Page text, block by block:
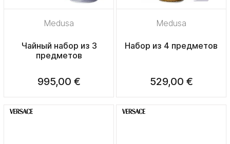
Medusa
Чайный набор из 3
предметов
995,00 €
Medusa
Набор из 4 предметов
529,00 €